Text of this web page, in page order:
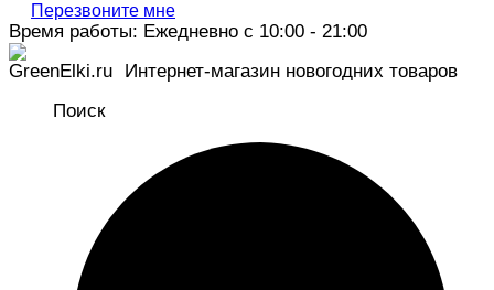
Перезвоните мне
Время работы: Ежедневно с 10:00 - 21:00
Интернет-магазин новогодних товаров
Поиск